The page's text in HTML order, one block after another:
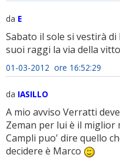
da E
Sabato il sole si vestirà
suoi raggi la via della
01-03-2012 ore 16:52:29
da IASILLO
A mio avviso Verratti
Zeman per lui è il miglior
Campli puo' dire quello
decidere è Marco